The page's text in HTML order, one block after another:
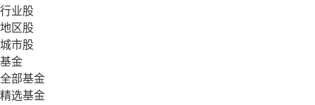
行业股
地区股
城市股
基金
全部基金
精选基金